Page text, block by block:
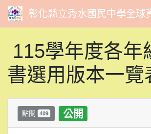
彰化縣立秀水國民中學全球
115學年度各年
書選用版本一覽
點閱 409 公開